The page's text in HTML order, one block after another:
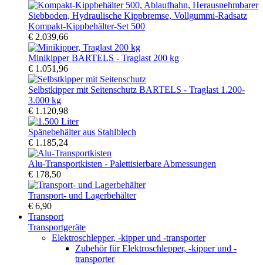
Kompakt-Kippbehälter-Set 500
€ 2.039,66
Minikipper BARTELS - Traglast 200 kg
€ 1.051,96
Selbstkipper mit Seitenschutz BARTELS - Traglast 1.200-
3.000 kg
€ 1.120,98
Spänebehälter aus Stahlblech
€ 1.185,24
Alu-Transportkisten - Palettisierbare Abmessungen
€ 178,50
Transport- und Lagerbehälter
€ 6,90
Transport
Transportgeräte
Elektroschlepper, -kipper und -transporter
Zubehör für Elektroschlepper, -kipper und -
transporter